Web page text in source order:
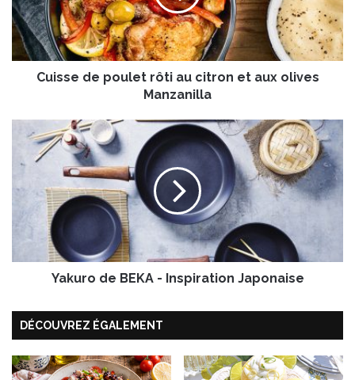
e
d
e
p
a
c
r
n
e
t
Cuisse de poulet rôti au citron et aux olives
Manzanilla
d
B
A
n
s
Yakuro de BEKA - Inspiration Japonaise
DÉCOUVREZ ÉGALEMENT